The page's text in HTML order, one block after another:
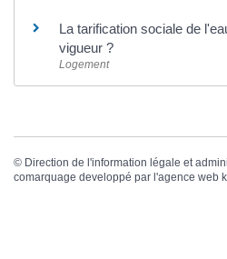
La tarification sociale de
vigueur ?
Logement
© Direction de l'information légale et
comarquage developpé par l'agence web